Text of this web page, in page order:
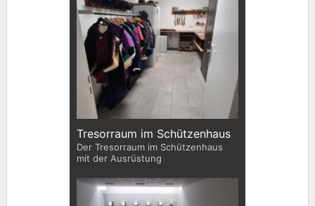
Tresorraum im Schützenhaus
Der Tresorraum im Schützenhaus
mit der Ausrüstung